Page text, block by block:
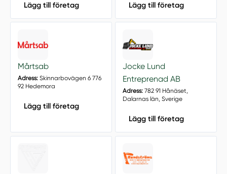
Lägg till företag Lägg till företag
Mårtsab
Adress:Skinnarbovägen 6 776
92 Hedemora
Lägg till företag
Jocke Lund
Entreprenad AB
Adress:782 91 Hånäset,
Dalarnas län, Sverige
Lägg till företag